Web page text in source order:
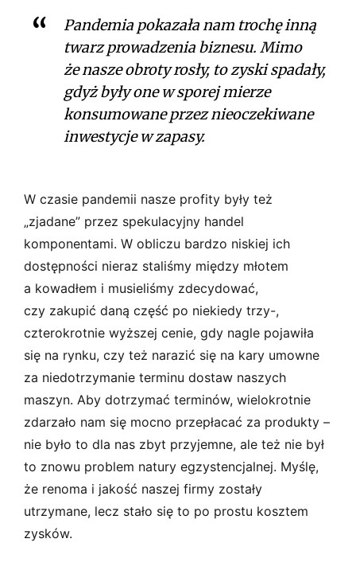
Pandemia pokazała nam trochę inną
twarz prowadzenia biznesu. Mimo
że nasze obroty rosły, to zyski spadały,
gdyż były one w sporej mierze
konsumowane przez nieoczekiwane
inwestycje w zapasy.
W czasie pandemii nasze profity były też
„zjadane” przez spekulacyjny handel
komponentami. W obliczu bardzo niskiej ich
dostępności nieraz staliśmy między młotem
a kowadłem i musieliśmy zdecydować,
czy zakupić daną część po niekiedy trzy-,
czterokrotnie wyższej cenie, gdy nagle pojawiła
się na rynku, czy też narazić się na kary umowne
za niedotrzymanie terminu dostaw naszych
maszyn. Aby dotrzymać terminów, wielokrotnie
zdarzało nam się mocno przepłacać za produkty –
nie było to dla nas zbyt przyjemne, ale też nie był
to znowu problem natury egzystencjalnej. Myślę,
że renoma i jakość naszej firmy zostały
utrzymane, lecz stało się to po prostu kosztem
zysków.